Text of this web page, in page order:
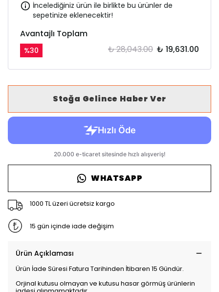
İncelediğiniz ürün ile birlikte bu ürünler de
sepetinize eklenecektir!
Avantajlı Toplam
%30 ₺ 28,043.00 ₺ 19,631.00
Stoğa Gelince Haber Ver
WHATSAPP
1000 TL üzeri ücretsiz kargo
15 gün içinde iade değişim
Ürün Açıklaması
Ürün İade Süresi Fatura Tarihinden İtibaren 15 Gündür.
Orjinal kutusu olmayan ve kutusu hasar görmüş ürünlerin